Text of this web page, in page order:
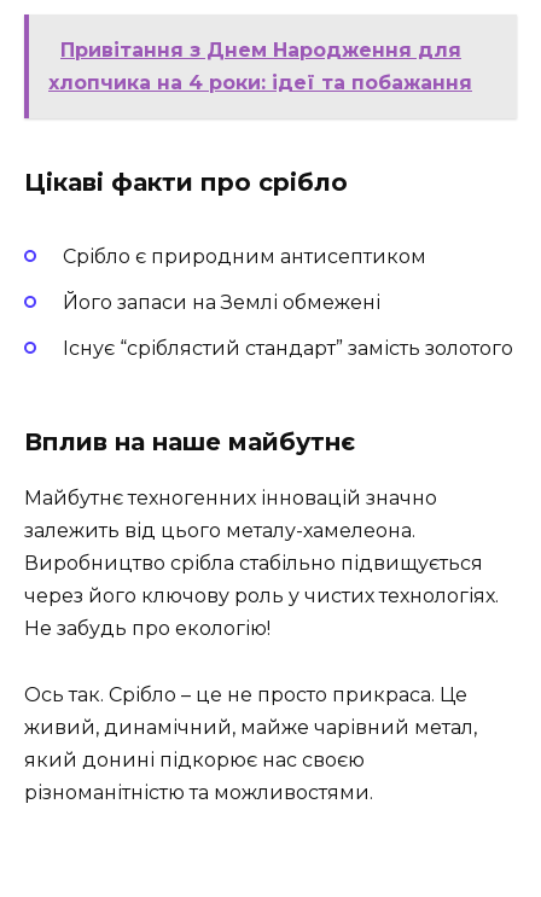
Привітання з Днем Народження для
хлопчика на 4 роки: ідеї та побажання
Цікаві факти про срібло
Срібло є природним антисептиком
Його запаси на Землі обмежені
Існує “сріблястий стандарт” замість золотого
Вплив на наше майбутнє
Майбутнє техногенних інновацій значно
залежить від цього металу-хамелеона.
Виробництво срібла стабільно підвищується
через його ключову роль у чистих технологіях.
Не забудь про екологію!
Ось так. Срібло – це не просто прикраса. Це
живий, динамічний, майже чарівний метал,
який донині підкорює нас своєю
різноманітністю та можливостями.